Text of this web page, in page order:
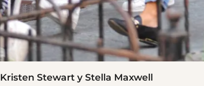
Kristen Stewart y Stella Maxwell